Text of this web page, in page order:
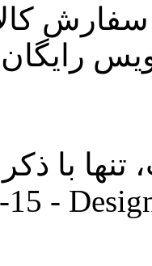
کالا:
با
-